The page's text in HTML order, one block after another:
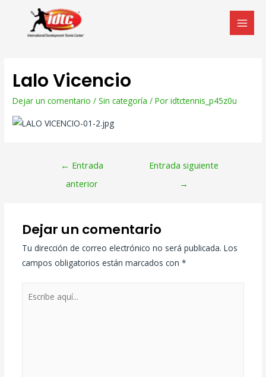
Lalo Vicencio
Dejar un comentario /Sin categoría / Poridtctennis_p45z0u
← Entrada
anterior
Entrada siguiente
→
Dejar un comentario
Tu dirección de correo electrónico no será publicada. Los
campos obligatorios están marcados con *